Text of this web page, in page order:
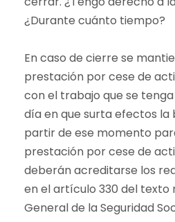
¿Durante cuánto tiempo?
En caso de cierre se
prestación por cese de
con el trabajo que se
día en que surta efectos la
partir de ese momento
prestación por cese de
deberán acreditarse los
en el artículo 330 del texto
General de la Seguridad